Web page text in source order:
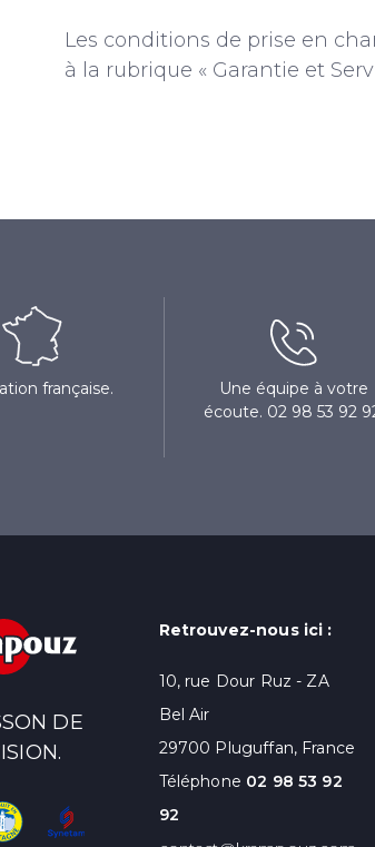
Les conditions de prise en
à la rubrique « Garantie et
française.
Une équipe à votre
écoute. 02 98 53 92
DE
Retrouvez-nous ici :
10, rue Dour Ruz - ZA
Bel Air
29700 Pluguffan, France
Téléphone 02 98 53 92
92